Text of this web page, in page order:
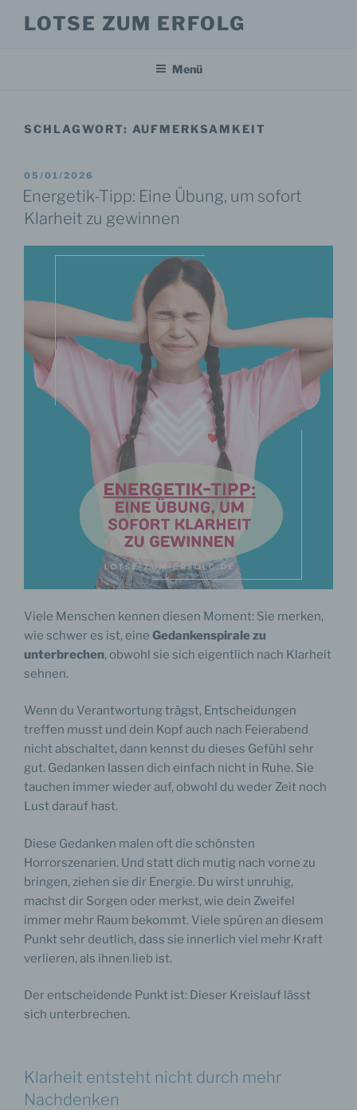
InhaltLOTSE ZUM ERFOLG
Menü
SCHLAGWORT: AUFMERKSAMKEIT
VERÖFFENTLICHT
AM
05/01/2026
Energetik-Tipp: Eine Übung, um sofort
Klarheit zu gewinnen
Viele Menschen kennen diesen Moment: Sie merken,
wie schwer es ist, eine Gedankenspirale zu
unterbrechen, obwohl sie sich eigentlich nach Klarheit
sehnen.
Wenn du Verantwortung trägst, Entscheidungen
treffen musst und dein Kopf auch nach Feierabend
nicht abschaltet, dann kennst du dieses Gefühl sehr
gut. Gedanken lassen dich einfach nicht in Ruhe. Sie
tauchen immer wieder auf, obwohl du weder Zeit noch
Lust darauf hast.
Diese Gedanken malen oft die schönsten
Horrorszenarien. Und statt dich mutig nach vorne zu
bringen, ziehen sie dir Energie. Du wirst unruhig,
machst dir Sorgen oder merkst, wie dein Zweifel
immer mehr Raum bekommt. Viele spüren an diesem
Punkt sehr deutlich, dass sie innerlich viel mehr Kraft
verlieren, als ihnen lieb ist.
Der entscheidende Punkt ist: Dieser Kreislauf lässt
sich unterbrechen.
Klarheit entsteht nicht durch mehr
Nachdenken